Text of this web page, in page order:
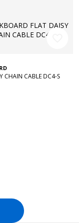
CHAIN CABLE DC4-S